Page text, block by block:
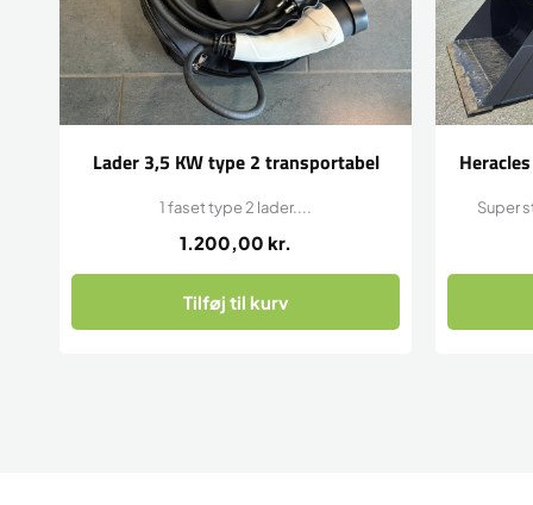
Lader 3,5 KW type 2 transportabel
1.200,00 kr.
1 faset type 2 lader....
Tilføj til kurv
Super